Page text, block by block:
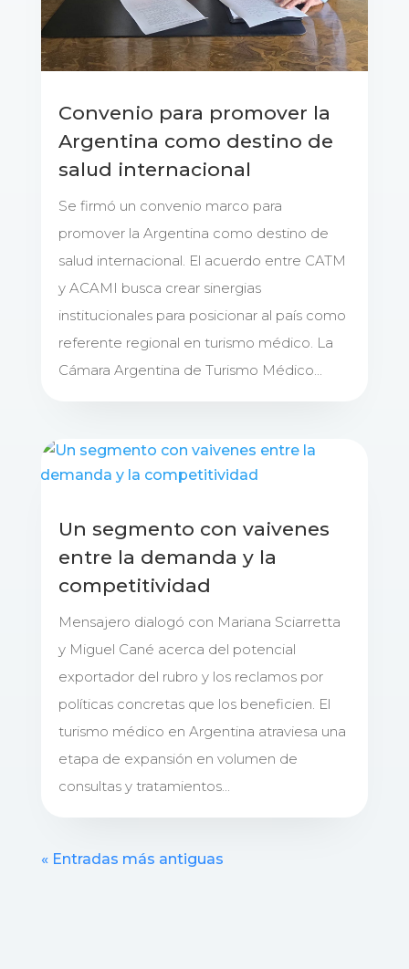
Convenio para promover la
Argentina como destino de
salud internacional
Se firmó un convenio marco para
promover la Argentina como destino de
salud internacional. El acuerdo entre CATM
y ACAMI busca crear sinergias
institucionales para posicionar al país como
referente regional en turismo médico. La
Cámara Argentina de Turismo Médico...
Un segmento con vaivenes
entre la demanda y la
competitividad
Mensajero dialogó con Mariana Sciarretta
y Miguel Cané acerca del potencial
exportador del rubro y los reclamos por
políticas concretas que los beneficien. El
turismo médico en Argentina atraviesa una
etapa de expansión en volumen de
consultas y tratamientos...
« Entradas más antiguas